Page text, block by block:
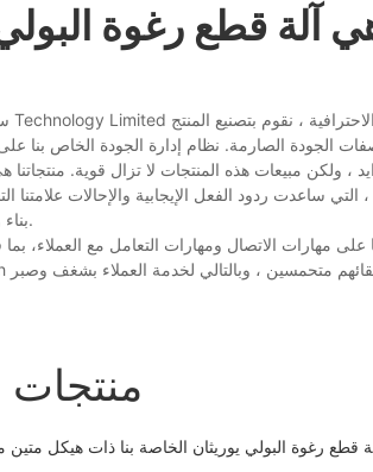
آلة قطع رغوة
ساعدت ردود الفعل الإيجابية والإحالات
بناء وعي أعلى بين الجمهور.
مهارات الاتصال ومهارات التعامل مع العملاء،
قطع رغوة البولي يوريثان الخاصة بنا ذات هيكل متين